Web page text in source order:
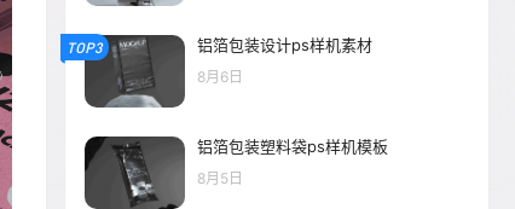
TOP3 铝箔包装设计ps样机素材
8月6日
铝箔包装塑料袋ps样机模板
8月5日